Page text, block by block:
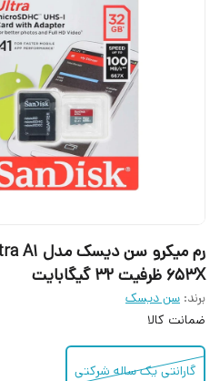
653X ظرفیت 32 گیگابایت
برند: سن دیسک
ضمانت کالا
گارانتی یک ساله شرکتی